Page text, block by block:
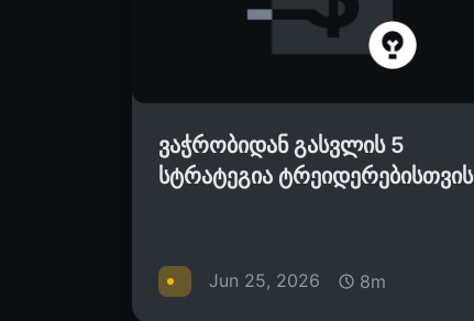
ვაჭრობიდან გასვლის 5
სტრატეგია ტრეიდერებისთვის
Jun 25, 2026 8m